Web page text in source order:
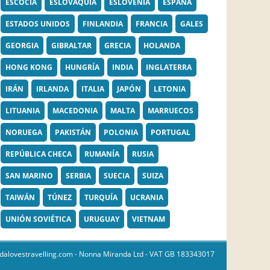
ESCOCIA ESLOVAQUIA ESLOVENIA ESPAÑA
ESTADOS UNIDOS FINLANDIA FRANCIA GALES
GEORGIA GIBRALTAR GRECIA HOLANDA
HONG KONG HUNGRÍA INDIA INGLATERRA
IRÁN IRLANDA ITALIA JAPÓN LETONIA
LITUANIA MACEDONIA MALTA MARRUECOS
NORUEGA PAKISTÁN POLONIA PORTUGAL
REPÚBLICA CHECA RUMANÍA RUSIA
SAN MARINO SERBIA SUECIA SUIZA
TAIWÁN TÚNEZ TURQUÍA UCRANIA
UNIÓN SOVIÉTICA URUGUAY VIETNAM
- Nonna Miranda Ltd - VAT GB 183343017